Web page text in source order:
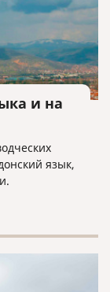
и на
язык,